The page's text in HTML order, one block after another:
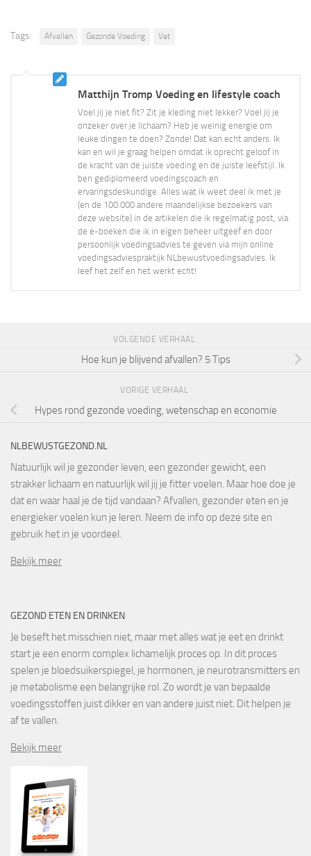
Tags: Afvallen Gezonde Voeding Vet
Matthijn Tromp Voeding en lifestyle coach
Voel jij je niet fit? Zit je kleding niet lekker? Voel jij je
onzeker over je lichaam? Heb je weinig energie om
leuke dingen te doen? Zonde! Dat kan echt anders. Ik
kan en wil je graag helpen omdat ik oprecht geloof in
de kracht van de juiste voeding en de juiste leefstijl. Ik
ben gediplomeerd voedingscoach en
ervaringsdeskundige. Alles wat ik weet deel ik met je
(en de 100.000 andere maandelijkse bezoekers van
deze website) in de artikelen die ik regelmatig post, via
de e-boeken die ik in eigen beheer uitgeef en door
persoonlijk voedingsadvies te geven via mijn online
voedingsadviespraktijk NLbewustvoedingsadvies. Ik
leef het zelf en het werkt echt!
VOLGENDE VERHAAL
Hoe kun je blijvend afvallen? 5 Tips
VORIGE VERHAAL
Hypes rond gezonde voeding, wetenschap en economie
NLBEWUSTGEZOND.NL
Natuurlijk wil je gezonder leven, een gezonder gewicht, een
strakker lichaam en natuurlijk wil jij je fitter voelen. Maar hoe doe je
dat en waar haal je de tijd vandaan? Afvallen, gezonder eten en je
energieker voelen kun je leren. Neem de info op deze site en
gebruik het in je voordeel.
Bekijk meer
GEZOND ETEN EN DRINKEN
Je beseft het misschien niet, maar met alles wat je eet en drinkt
start je een enorm complex lichamelijk proces op. In dit proces
spelen je bloedsuikerspiegel, je hormonen, je neurotransmitters en
je metabolisme een belangrijke rol. Zo wordt je van bepaalde
voedingsstoffen juist dikker en van andere juist niet. Dit helpen je
af te vallen.
Bekijk meer